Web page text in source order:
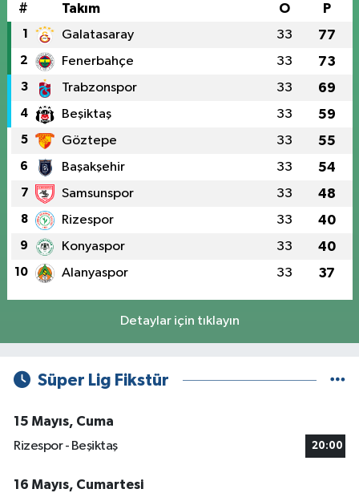
# Takım O P
1 Galatasaray 33 77
2 Fenerbahçe 33 73
3 Trabzonspor 33 69
4 Beşiktaş 33 59
5 Göztepe 33 55
6 Başakşehir 33 54
7 Samsunspor 33 48
8 Rizespor 33 40
9 Konyaspor 33 40
10 Alanyaspor 33 37
Detaylar için tıklayın
Süper Lig Fikstür
15 Mayıs, Cuma
Rizespor - Beşiktaş
20:00
16 Mayıs, Cumartesi